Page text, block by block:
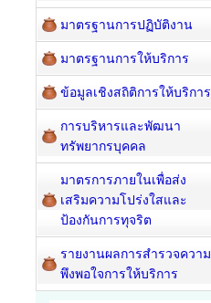
มาตรฐานการปฏิบัติงาน
มาตรฐานการให้บริการ
ข้อมูลเชิงสถิติการให้บริการ
การบริหารและพัฒนา
ทรัพยากรบุคคล
มาตรการภายในเพื่อส่ง
เสริมความโปร่งใสและ
ป้องกันการทุจริต
รายงานผลการสำรวจความ
พึงพอใจการให้บริการ